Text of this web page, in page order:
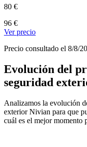
80 €
96 €
Ver precio
Precio consultado el 8/8/
Evolución del
seguridad
Analizamos la evolución
exterior Nivian para que
cuál es el mejor momento